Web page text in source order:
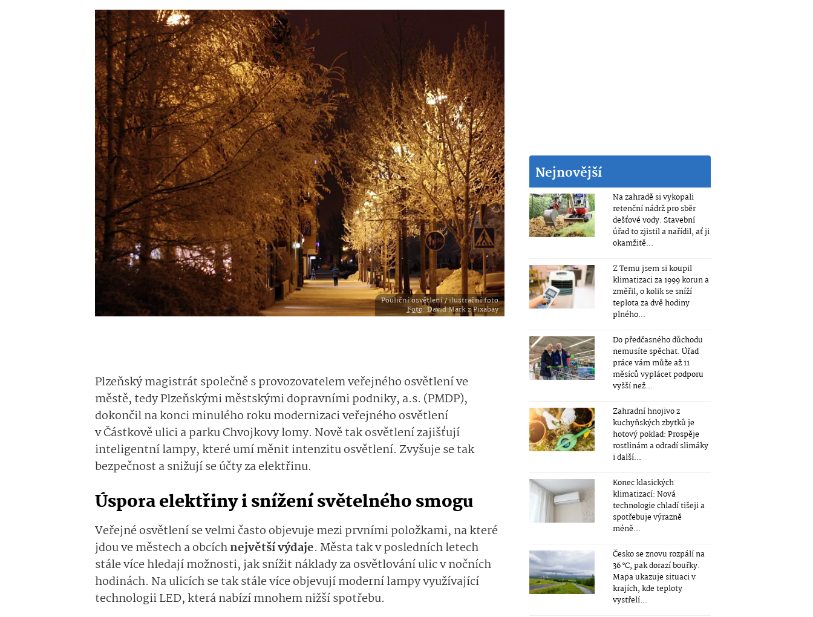
Pouliční osvětlení / ilustrační foto
Foto: David Mark z Pixabay
Plzeňský magistrát společně s provozovatelem veřejného osvětlení ve
městě, tedy Plzeňskými městskými dopravními podniky, a.s. (PMDP),
dokončil na konci minulého roku modernizaci veřejného osvětlení
v Částkově ulici a parku Chvojkovy lomy. Nově tak osvětlení zajišťují
inteligentní lampy, které umí měnit intenzitu osvětlení. Zvyšuje se tak
bezpečnost a snižují se účty za elektřinu.
Úspora elektřiny i snížení světelného smogu
Veřejné osvětlení se velmi často objevuje mezi prvními položkami, na které
jdou ve městech a obcíchnejvětší výdaje. Města tak v posledních letech
stále více hledají možnosti, jak snížit náklady za osvětlování ulic v nočních
hodinách. Na ulicích se tak stále více objevují moderní lampy využívající
technologii LED, která nabízí mnohem nižší spotřebu.
Nejnovější
Na zahradě si vykopali
retenční nádrž pro sběr
dešťové vody. Stavební
úřad to zjistil a nařídil, ať ji
okamžitě...
Z Temu jsem si koupil
klimatizaci za 1999 korun a
změřil, o kolik se sníží
teplota za dvě hodiny
plného...
Do předčasného důchodu
nemusíte spěchat. Úřad
práce vám může až 11
měsíců vyplácet podporu
vyšší než...
Zahradní hnojivo z
kuchyňských zbytků je
hotový poklad: Prospěje
rostlinám a odradí slimáky
i další...
Konec klasických
klimatizací: Nová
technologie chladí tišeji a
spotřebuje výrazně
méně...
Česko se znovu rozpálí na
36 °C, pak dorazí bouřky.
Mapa ukazuje situaci v
krajích, kde teploty
vystřelí...